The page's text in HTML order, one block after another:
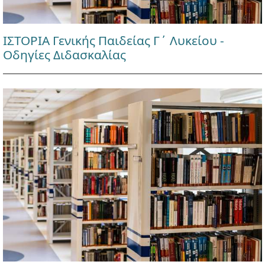
ΙΣΤΟΡΙΑ Γενικής Παιδείας Γ΄ Λυκείου -
Οδηγίες Διδασκαλίας